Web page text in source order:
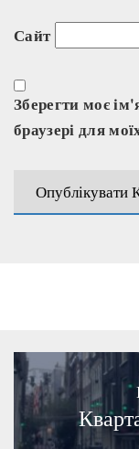
Сайт
Зберегти моє
браузері для